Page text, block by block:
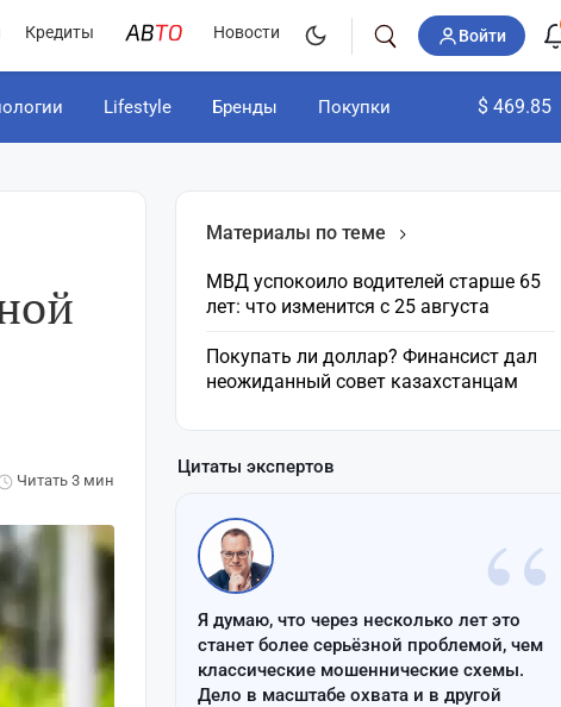
Кредиты Новости Войти
Lifestyle Бренды Покупки $ 469.85
Читать3 мин
Материалы по теме
МВД успокоило водителей старше 65
лет: что изменится с 25 августа
Покупать ли доллар? Финансист дал
неожиданный совет казахстанцам
Цитаты экспертов
“
Я думаю, что через несколько лет это
станет более серьёзной проблемой, чем
классические мошеннические схемы.
Дело в масштабе охвата и в другой